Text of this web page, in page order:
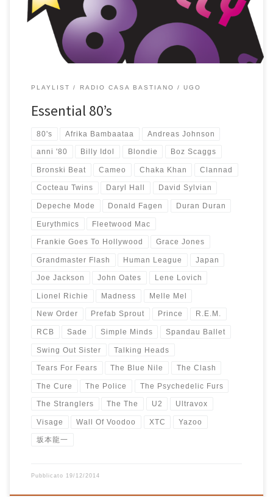
ricordi dei mitici anni 80. […]
PLAYLIST RADIO CASA BASTIANO UGO
Essential 80’s
80's Afrika Bambaataa Andreas Johnson
anni '80 Billy Idol Blondie Boz Scaggs
Bronski Beat Cameo Chaka Khan Clannad
Cocteau Twins Daryl Hall David Sylvian
Depeche Mode Donald Fagen Duran Duran
Eurythmics Fleetwood Mac
Frankie Goes To Hollywood Grace Jones
Grandmaster Flash Human League Japan
Joe Jackson John Oates Lene Lovich
Lionel Richie Madness Melle Mel
New Order Prefab Sprout Prince R.E.M.
RCB Sade Simple Minds Spandau Ballet
Swing Out Sister Talking Heads
Tears For Fears The Blue Nile The Clash
The Cure The Police The Psychedelic Furs
The Stranglers The The U2 Ultravox
Visage Wall Of Voodoo XTC Yazoo
坂本龍一
Pubblicato 19/12/2014